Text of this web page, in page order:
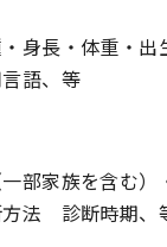
身長・体重・出
語、等
部家族を含む）
方法 診断時期、